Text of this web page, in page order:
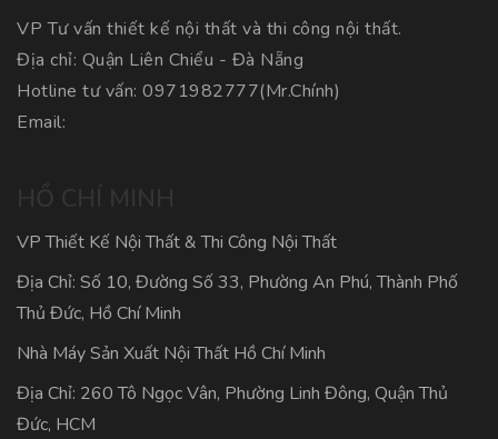
VP Tư vấn thiết kế nội thất và thi công nội thất.
Địa chỉ: Quận Liên Chiểu - Đà Nẵng
Hotline tư vấn: 0971982777(Mr.Chính)
Email:
VP Thiết Kế Nội Thất & Thi Công Nội Thất
Địa Chỉ: Số 10, Đường Số 33, Phường An Phú, Thành Phố
Thủ Đức, Hồ Chí Minh
Nhà Máy Sản Xuất Nội Thất Hồ Chí Minh
Địa Chỉ: 260 Tô Ngọc Vân, Phường Linh Đông, Quận Thủ
Đức, HCM